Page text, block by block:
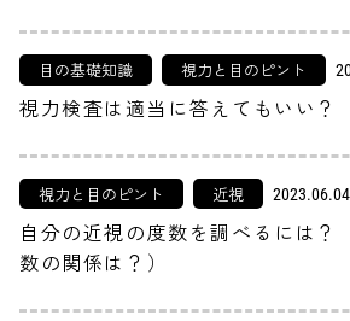
目の基礎知識 視力と目のピント
視力検査は適当に答えてもいい？
視力と目のピント 近視 2023.06.04
自分の近視の度数を調べるには？
数の関係は？）